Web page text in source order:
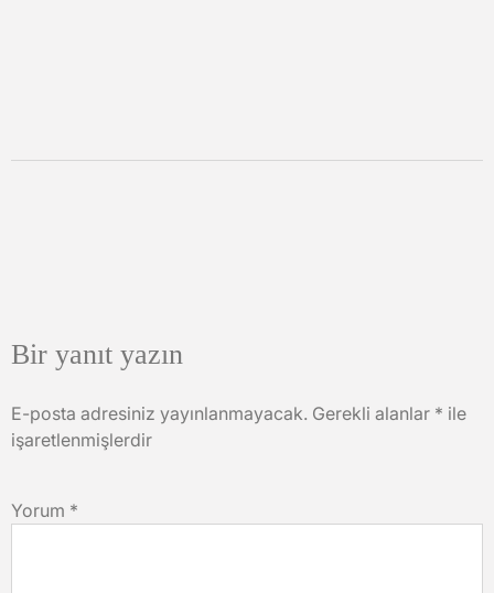
Bir yanıt yazın
E-posta adresiniz yayınlanmayacak. Gerekli alanlar * ile
işaretlenmişlerdir
Yorum *